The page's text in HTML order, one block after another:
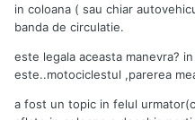
in coloana ( sau chiar
banda de circulatie.
este legala aceasta manevra?
este..motociclestul ,parerea
a fost un topic in felul